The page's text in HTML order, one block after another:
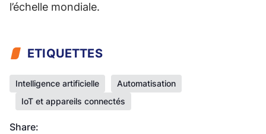
l’échelle mondiale.
ETIQUETTES
Intelligence artificielle
Automatisation
IoT et appareils connectés
Share: